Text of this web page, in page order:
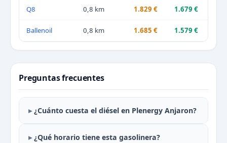
Q8 0,8 km 1.829 € 1.679 €
Ballenoil 0,8 km 1.685 € 1.579 €
Preguntas frecuentes
¿Cuánto cuesta el diésel en Plenergy Anjaron?
¿Qué horario tiene esta gasolinera?